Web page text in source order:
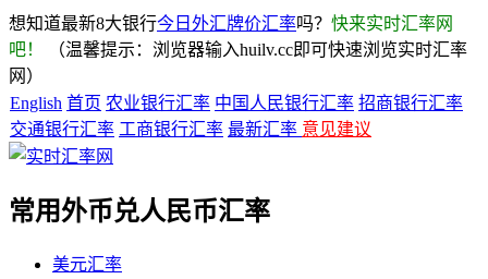
想知道最新8大银行今日外汇牌价汇率吗？ 快来实时汇率网
吧！
（温馨提示：浏览器输入huilv.cc即可快速浏览实时汇率
网）
English 首页 农业银行汇率 中国人民银行汇率 招商银行汇率
交通银行汇率 工商银行汇率 最新汇率 意见建议
常用外币兑人民币汇率
美元汇率